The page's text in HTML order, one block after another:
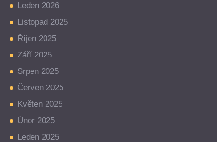
Leden 2026
Listopad 2025
Říjen 2025
Září 2025
Srpen 2025
Červen 2025
Květen 2025
Únor 2025
Leden 2025